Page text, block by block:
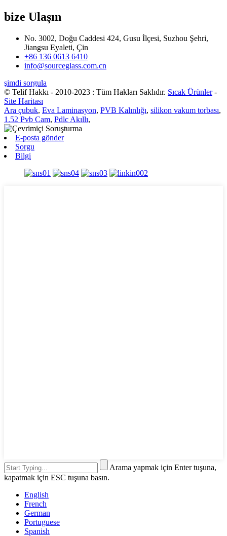
bize Ulaşın
No. 3002, Doğu Caddesi 424, Gusu İlçesi, Suzhou Şehri,
Jiangsu Eyaleti, Çin
+86 136 0613 6410
info@sourceglass.com.cn
şimdi sorgula
© Telif Hakkı - 2010-2023 : Tüm Hakları Saklıdır. Sıcak Ürünler-
Site Haritası
Ara çubuk, Eva Laminasyon, PVB Kalınlığı, silikon vakum torbası,
1.52 Pvb Cam, Pdlc Akıllı,
E-posta gönder
Sorgu
Bilgi
Arama yapmak için Enter tuşuna,
kapatmak için ESC tuşuna basın.
English
French
German
Portuguese
Spanish